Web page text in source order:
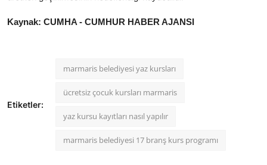
Kaynak: CUMHA - CUMHUR HABER AJANSI
Etiketler:
marmaris belediyesi yaz kursları
ücretsiz çocuk kursları marmaris
yaz kursu kayıtları nasıl yapılır
marmaris belediyesi 17 branş kurs programı